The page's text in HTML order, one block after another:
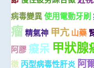
病毒變異 使用電動牙刷
瘤 精氣神 甲亢 山藥
阿膠 癡呆 甲狀腺
徵 丙型病毒性肝炎 阿